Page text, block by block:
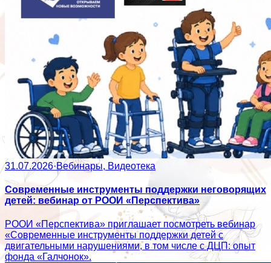
31.07.2026·Вебинары, Видеотека
Современные инструменты поддержки неговорящих
детей: вебинар от РООИ «Перспектива»
РООИ «Перспектива» приглашает посмотреть вебинар
«Современные инструменты поддержки детей с
двигательными нарушениями, в том числе с ДЦП: опыт
фонда «Галчонок».